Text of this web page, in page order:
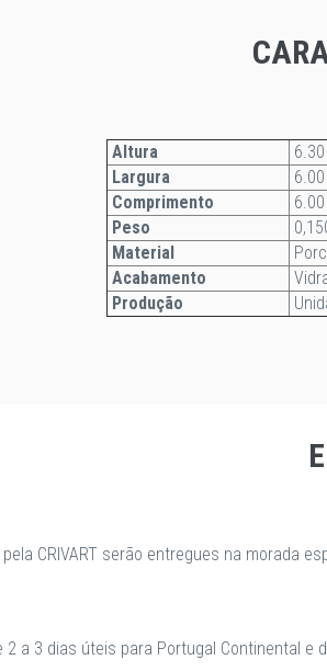
Altura
Largura
Comprimento
Peso
Material
Acabamento
Produção
CRIVART serão entregues na morada
2 a 3 dias úteis para Portugal Continental e